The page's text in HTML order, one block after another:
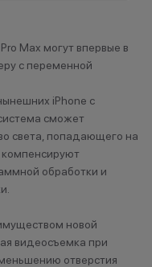
Max могут впервые в
с переменной
iPhone с
сможет
света, попадающего на
обработки и
новой
видеосъемка при
отверстия